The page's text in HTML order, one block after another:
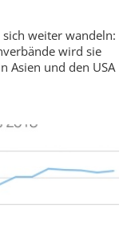
weiter wandeln:
wird sie
Asien und den USA